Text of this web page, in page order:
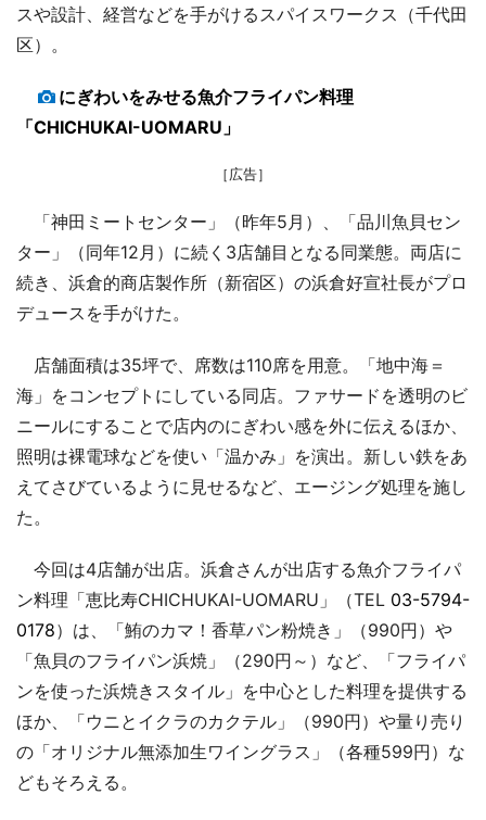
スや設計、経営などを手がけるスパイスワークス（千代田
区）。
にぎわいをみせる魚介フライパン料理
「CHICHUKAI-UOMARU」
［広告］
「神田ミートセンター」（昨年5月）、「品川魚貝セン
ター」（同年12月）に続く3店舗目となる同業態。両店に
続き、浜倉的商店製作所（新宿区）の浜倉好宣社長がプロ
デュースを手がけた。
店舗面積は35坪で、席数は110席を用意。「地中海＝
海」をコンセプトにしている同店。ファサードを透明のビ
ニールにすることで店内のにぎわい感を外に伝えるほか、
照明は裸電球などを使い「温かみ」を演出。新しい鉄をあ
えてさびているように見せるなど、エージング処理を施し
た。
今回は4店舗が出店。浜倉さんが出店する魚介フライパ
ン料理「恵比寿CHICHUKAI-UOMARU」（TEL 03-5794-
0178）は、「鮪のカマ！香草パン粉焼き」（990円）や
「魚貝のフライパン浜焼」（290円～）など、「フライパ
ンを使った浜焼きスタイル」を中心とした料理を提供する
ほか、「ウニとイクラのカクテル」（990円）や量り売り
の「オリジナル無添加生ワイングラス」（各種599円）な
どもそろえる。